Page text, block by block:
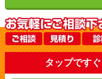
タップです